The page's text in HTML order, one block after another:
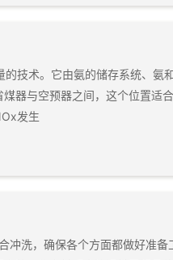
技术。它由氨的储存系统、氨
器与空预器之间，这个位置适
发生
冲洗，确保各个方面都做好准